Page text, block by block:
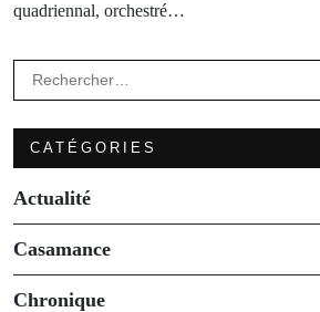
quadriennal, orchestré…
Rechercher :
CATÉGORIES
Actualité
Casamance
Chronique